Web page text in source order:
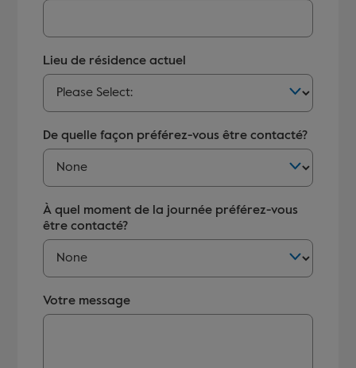
Lieu de résidence actuel
De quelle façon préférez-vous être contacté?
À quel moment de la journée préférez-vous
être contacté?
Votre message